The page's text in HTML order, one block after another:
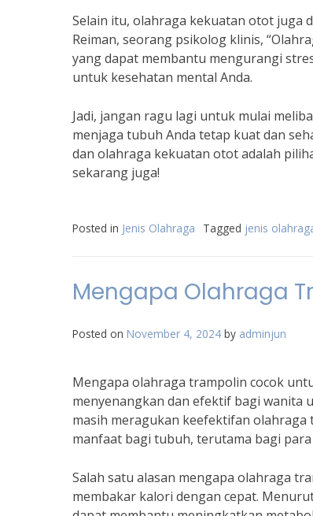
Selain itu, olahraga kekuatan otot juga
Reiman, seorang psikolog klinis,
yang dapat membantu mengurangi
untuk kesehatan mental Anda.
Jadi, jangan ragu lagi untuk mulai
menjaga tubuh Anda tetap kuat dan
dan olahraga kekuatan otot adalah
sekarang juga!
Posted in Jenis Olahraga Tagged jenis
Mengapa Olahraga
Posted on November 4, 2024 by adminjun
Mengapa olahraga trampolin cocok
menyenangkan dan efektif bagi wanita
masih meragukan keefektifan
manfaat bagi tubuh, terutama bagi para
Salah satu alasan mengapa olahraga
membakar kalori dengan cepat.